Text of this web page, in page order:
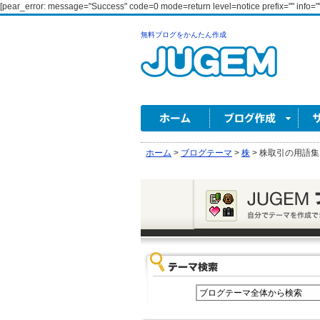
[pear_error: message="Success" code=0 mode=return level=notice prefix=""
無料ブログをかんたん作成
ホーム > ブログテーマ > 株 > 株取引の用語集